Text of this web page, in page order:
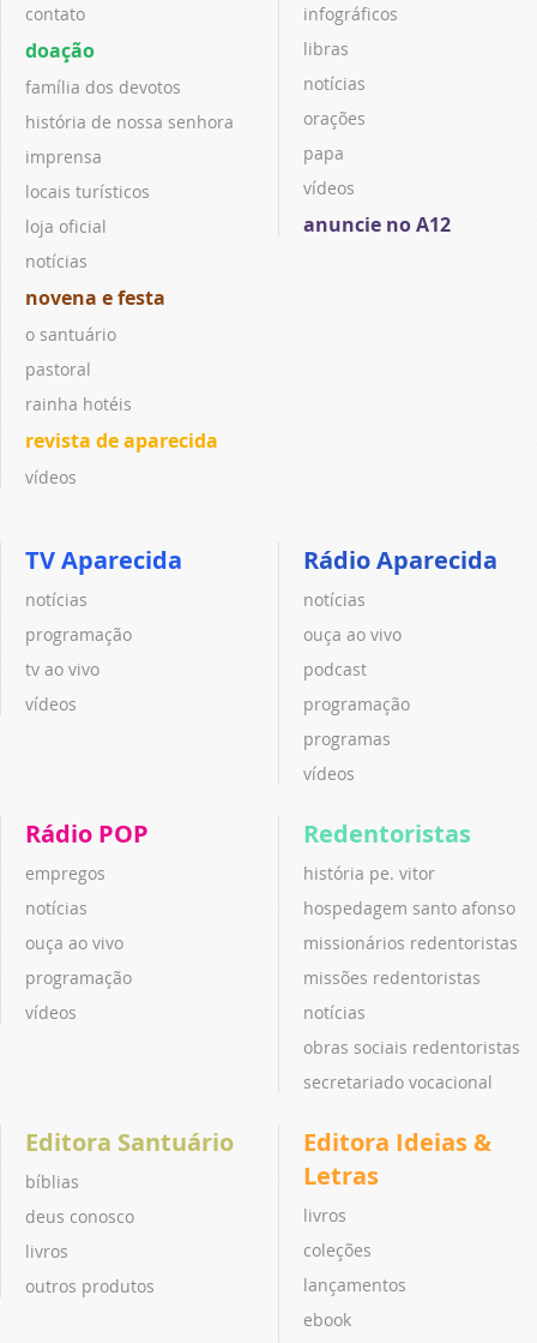
contato
doação
família dos devotos
história de nossa senhora
imprensa
locais turísticos
loja oficial
notícias
novena e festa
o santuário
pastoral
rainha hotéis
revista de aparecida
vídeos
infográficos
libras
notícias
orações
papa
vídeos
anuncie no A12
TV Aparecida
notícias
programação
tv ao vivo
vídeos
Rádio Aparecida
notícias
ouça ao vivo
podcast
programação
programas
vídeos
Rádio POP
empregos
notícias
ouça ao vivo
programação
vídeos
Redentoristas
história pe. vitor
hospedagem santo afonso
missionários redentoristas
missões redentoristas
notícias
obras sociais redentoristas
secretariado vocacional
Editora Santuário
bíblias
deus conosco
livros
outros produtos
Editora Ideias &
Letras
livros
coleções
lançamentos
ebook